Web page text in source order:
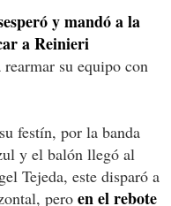
y mandó a la
a Reinieri
su equipo con
festín, por la banda
y el balón llegó al
Tejeda, este disparó a
pero en el rebote